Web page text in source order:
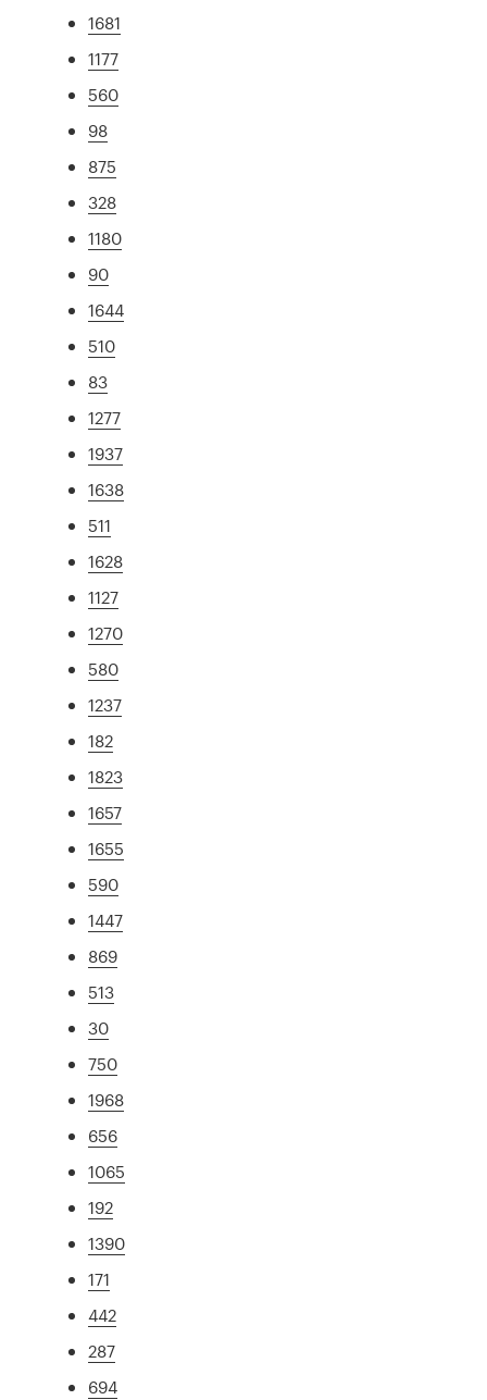
1681
1177
560
98
875
328
1180
90
1644
510
83
1277
1937
1638
511
1628
1127
1270
580
1237
182
1823
1657
1655
590
1447
869
513
30
750
1968
656
1065
192
1390
171
442
287
694